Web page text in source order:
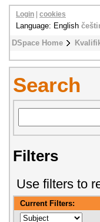
DSpace Home
Login cookies
Language: English
Search
Filters
Use filters to
Current Filters: